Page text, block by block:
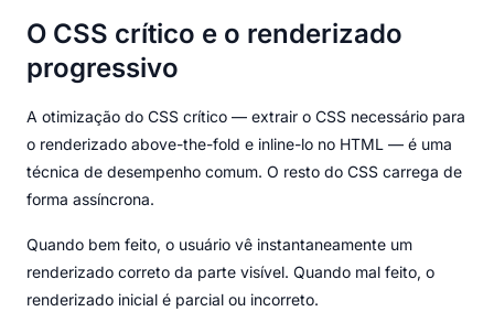
O CSS crítico e o renderizado
progressivo
A otimização do CSS crítico — extrair o CSS necessário para
o renderizado above-the-fold e inline-lo no HTML — é uma
técnica de desempenho comum. O resto do CSS carrega de
forma assíncrona.
Quando bem feito, o usuário vê instantaneamente um
renderizado correto da parte visível. Quando mal feito, o
renderizado inicial é parcial ou incorreto.